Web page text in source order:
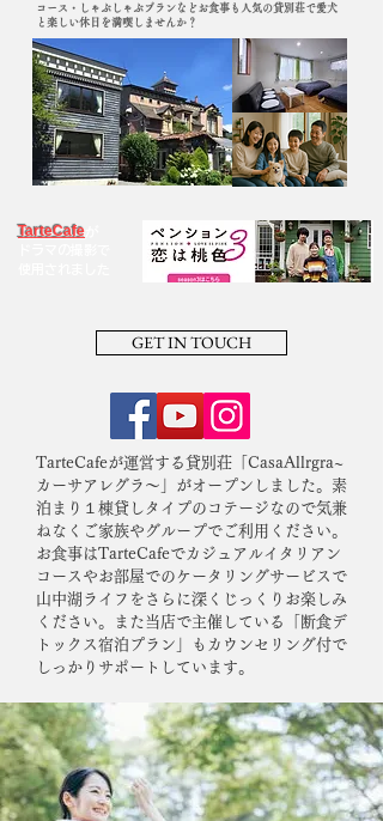
コース・しゃぶしゃぶプランなどお食事も人気の貸別荘で愛犬
と​楽しい休日を満喫しませんか？
TarteCafe
GET IN TOUCH
TarteCafeが運営する貸別荘「CasaAllrgra~
カーサアレグラ〜」がオープンしました。素
泊まり１棟貸しタイプのコテージなので気兼
ねなくご家族やグループでご利用ください。
お食事はTarteCafeでカジュアルイタリアン
コースやお部屋でのケータリングサービスで
山中湖ライフをさらに深くじっくりお楽しみ
ください。また当店で主催している「断食デ
トックス宿泊プラン」もカウンセリング付で
しっかりサポートしています。